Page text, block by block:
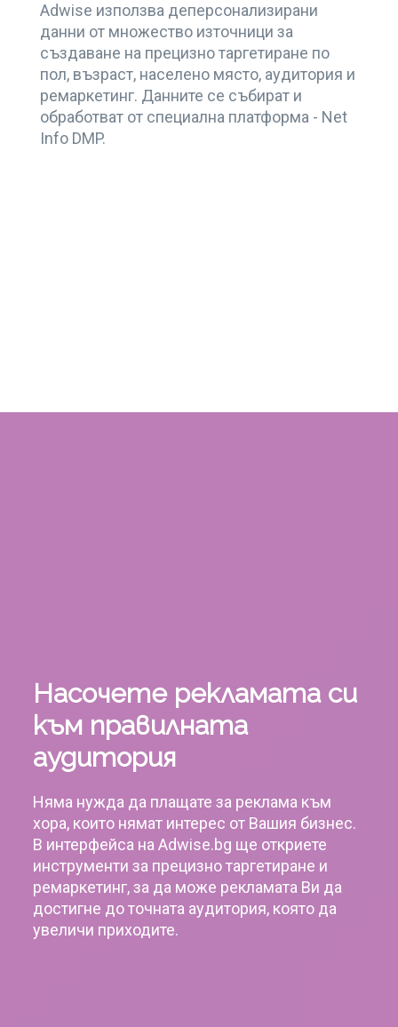
Adwise използва деперсонализирани
данни от множество източници за
създаване на прецизно таргетиране по
пол, възраст, населено място, аудитория и
ремаркетинг. Данните се събират и
обработват от специална платформа - Net
Info DMP.
Насочете рекламата си
към правилната
аудитория
Няма нужда да плащате за реклама към
хора, които нямат интерес от Вашия бизнес.
В интерфейса на Adwise.bg ще откриете
инструменти за прецизно таргетиране и
ремаркетинг, за да може рекламата Ви да
достигне до точната аудитория, която да
увеличи приходите.